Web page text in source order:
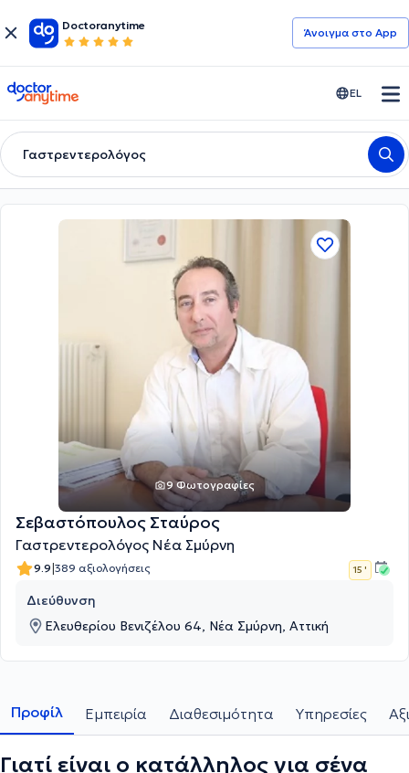
Doctoranytime
Άνοιγμα στο App
doctoranytime EL
Γαστρεντερολόγος
9 Φωτογραφίες
Σεβαστόπουλος Σταύρος
Γαστρεντερολόγος Νέα Σμύρνη
9.9|389 αξιολογήσεις 15 '
Διεύθυνση
Ελευθερίου Βενιζέλου 64, Νέα Σμύρνη, Αττική
Προφίλ Εμπειρία Διαθεσιμότητα Υπηρεσίες
Γιατί είναι ο κατάλληλος για σένα